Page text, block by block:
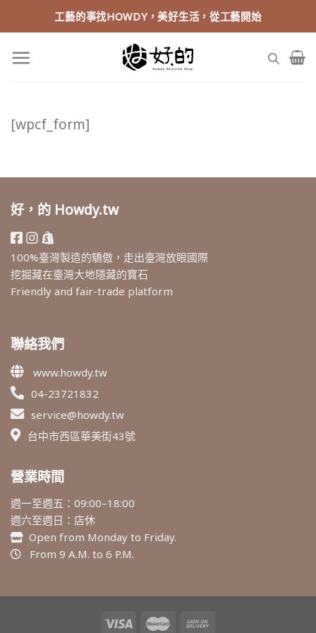
to
content
工藝的事找HOWDY，美好生活，從工藝開始
[wpcf_form]
好，的 Howdy.tw
100%臺灣製造的驕傲，走出臺灣放眼國際
挖掘藏在臺灣大地隱藏的寶石
Friendly and fair-trade platform
聯絡我們
www.howdy.tw
04-23721832
service@howdy.tw
台中市西區華美街43號
營業時間
週一至週五：09:00–18:00
週六至週日：店休
Open from Monday to Friday.
From 9 A.M. to 6 P.M.